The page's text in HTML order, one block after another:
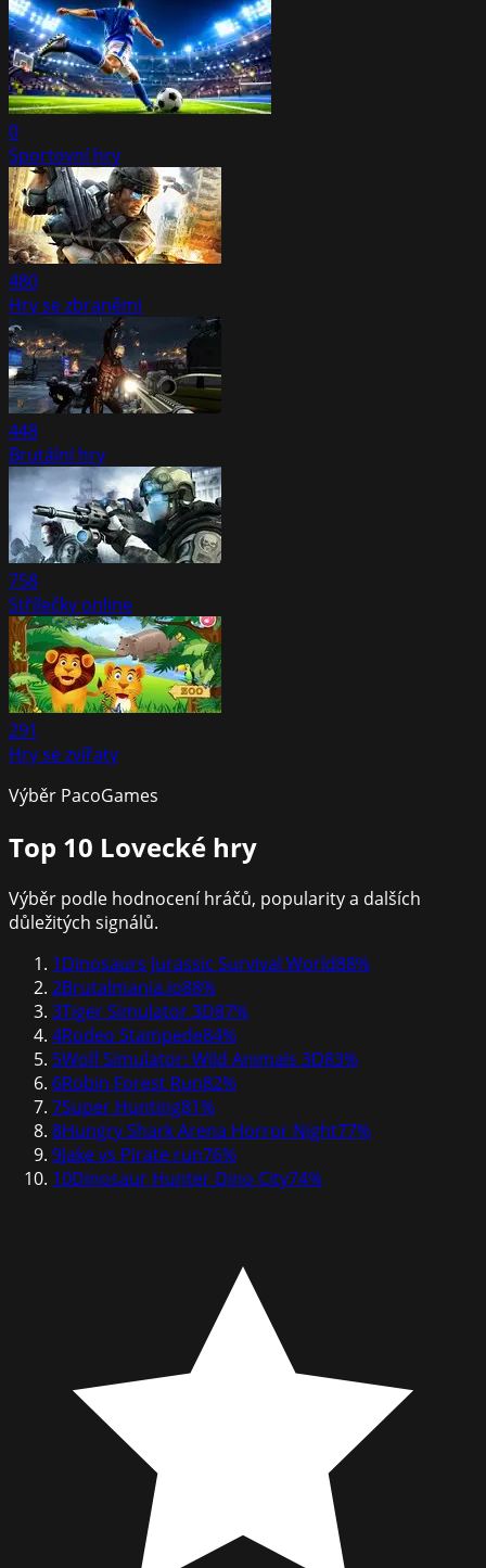
0
Sportovní hry
480
Hry se zbraněmi
448
Brutální hry
758
Střílečky online
291
Hry se zvířaty
Výběr PacoGames
Top 10 Lovecké hry
Výběr podle hodnocení hráčů, popularity a dalších
důležitých signálů.
1Dinosaurs Jurassic Survival World88%
2Brutalmania.io88%
3Tiger Simulator 3D87%
4Rodeo Stampede84%
5Wolf Simulator: Wild Animals 3D83%
6Robin Forest Run82%
7Super Hunting81%
8Hungry Shark Arena Horror Night77%
9Jake vs Pirate run76%
10Dinosaur Hunter Dino City74%